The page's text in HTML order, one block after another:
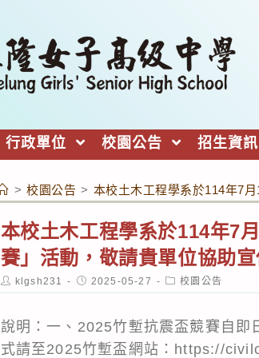
行政單位 校園公告 招生資訊
> 校園公告 > 本校土木工程學系於114年7
本校土木工程學系於114年7
賽」活動，敬請貴單位協助
Post
author:
klgsh231
Post
published:
2025-05-27
Post
category:
校園公告
說明：一、2025竹塹抗震盃競賽自
式請至2025竹塹盃網站：https://